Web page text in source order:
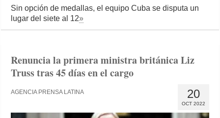
Sin opción de medallas, el equipo Cuba se disputa un
lugar del siete al 12»
Renuncia la primera ministra británica Liz
Truss tras 45 días en el cargo
20
OCT 2022
AGENCIA PRENSA LATINA